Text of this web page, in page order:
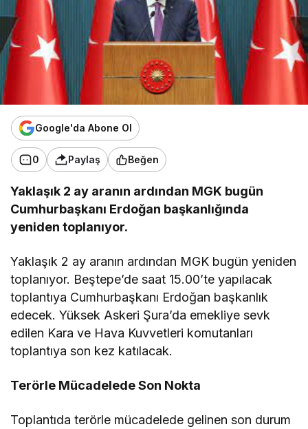
Google'da Abone Ol
0 Paylaş Beğen
Yaklaşık 2 ay aranın ardından MGK bugün
Cumhurbaşkanı Erdoğan başkanlığında
yeniden toplanıyor.
Yaklaşık 2 ay aranın ardından MGK bugün yeniden
toplanıyor. Beştepe’de saat 15.00’te yapılacak
toplantıya Cumhurbaşkanı Erdoğan başkanlık
edecek. Yüksek Askeri Şura’da emekliye sevk
edilen Kara ve Hava Kuvvetleri komutanları
toplantıya son kez katılacak.
Terörle Mücadelede Son Nokta
Toplantıda terörle mücadelede gelinen son durum